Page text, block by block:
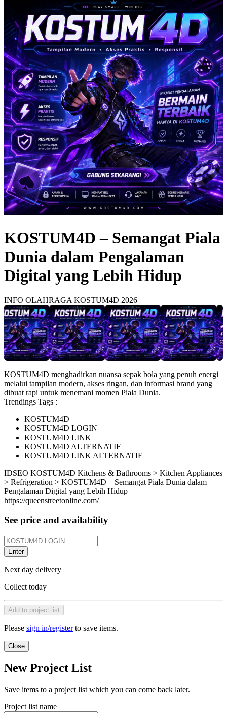
KOSTUM4D – Semangat Piala
Dunia dalam Pengalaman
Digital yang Lebih Hidup
INFO OLAHRAGA KOSTUM4D 2026
KOSTUM4D menghadirkan nuansa sepak bola yang penuh energi
melalui tampilan modern, akses ringan, dan informasi brand yang
dibuat rapi untuk menemani momen Piala Dunia.
Trendings Tags :
KOSTUM4D
KOSTUM4D LOGIN
KOSTUM4D LINK
KOSTUM4D ALTERNATIF
KOSTUM4D LINK ALTERNATIF
IDSEO KOSTUM4D Kitchens & Bathrooms > Kitchen Appliances
> Refrigeration > KOSTUM4D – Semangat Piala Dunia dalam
Pengalaman Digital yang Lebih Hidup
https://queenstreetonline.com/
See price and availability
Enter
Next day delivery
Collect today
Add to project list
Please sign in/registerto save items.
Close
New Project List
Save items to a project list which you can come back later.
Project list name